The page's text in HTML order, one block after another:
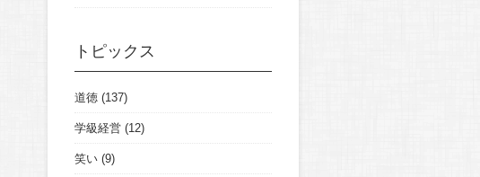
トピックス
道徳 (137)
学級経営 (12)
笑い (9)